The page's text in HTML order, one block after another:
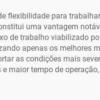
flexibilidade para
uma vantagem
de trabalho viabilizado
apenas os melhores
as condições mais
maior tempo de